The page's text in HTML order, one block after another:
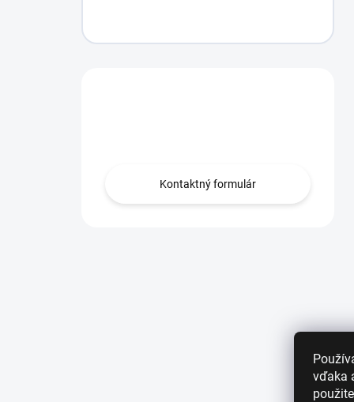
vďaka
Kontaktný formulár